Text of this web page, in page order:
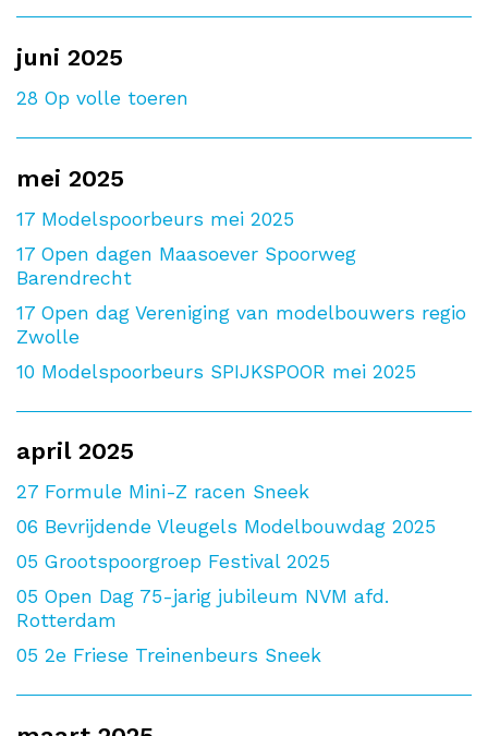
juni 2025
28 Op volle toeren
mei 2025
17 Modelspoorbeurs mei 2025
17 Open dagen Maasoever Spoorweg
Barendrecht
17 Open dag Vereniging van modelbouwers regio
Zwolle
10 Modelspoorbeurs SPIJKSPOOR mei 2025
april 2025
27 Formule Mini-Z racen Sneek
06 Bevrijdende Vleugels Modelbouwdag 2025
05 Grootspoorgroep Festival 2025
05 Open Dag 75-jarig jubileum NVM afd.
Rotterdam
05 2e Friese Treinenbeurs Sneek